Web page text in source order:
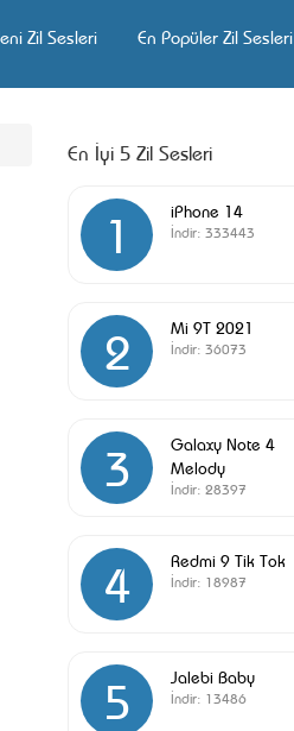
Zil Sesleri En Popüler Zil Sesleri
En İyi 5 Zil Sesleri
1 iPhone 14
İndir: 333443
2 Mi 9T 2021
İndir: 36073
3
Galaxy Note 4
Melody
İndir: 28397
4 Redmi 9 Tik Tok
İndir: 18987
5 Jalebi Baby
İndir: 13486